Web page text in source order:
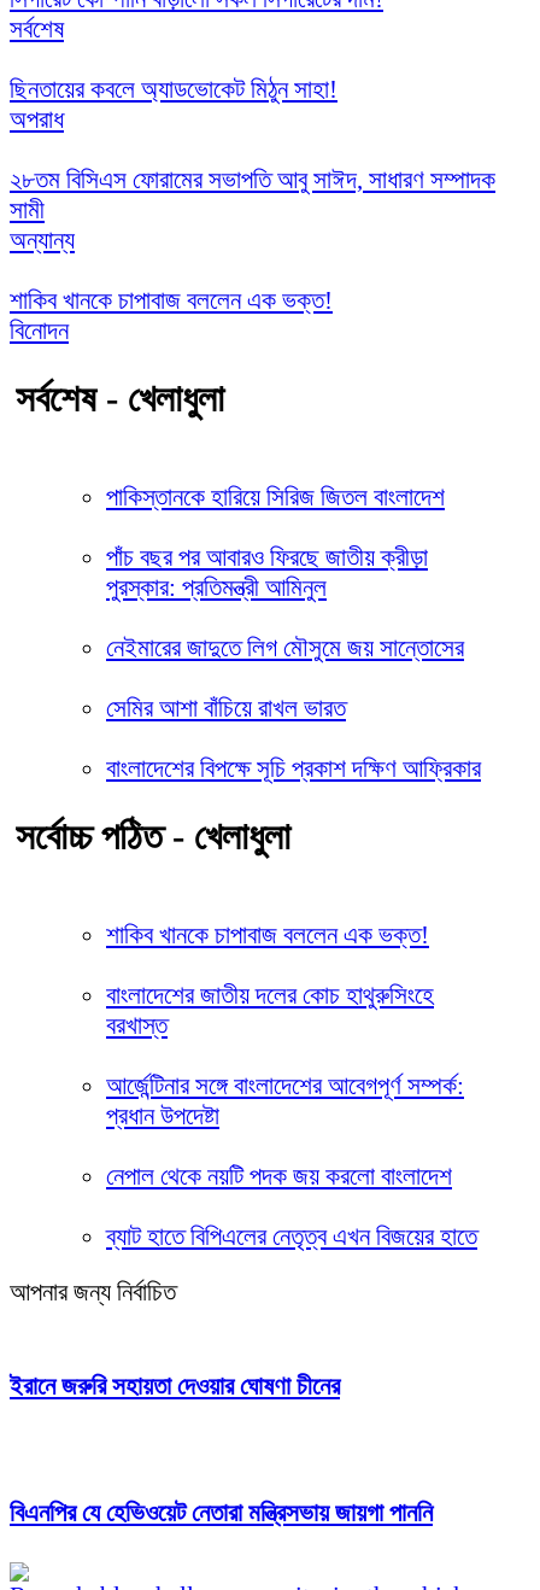
সর্বশেষ
ছিনতায়ের কবলে অ্যাডভোকেট মিঠুন সাহা!
অপরাধ
২৮তম বিসিএস ফোরামের সভাপতি আবু সাঈদ, সাধারণ সম্পাদক
সামী
অন্যান্য
শাকিব খানকে চাপাবাজ বললেন এক ভক্ত!
বিনোদন
সর্বশেষ - খেলাধুলা
পাকিস্তানকে হারিয়ে সিরিজ জিতল বাংলাদেশ
পাঁচ বছর পর আবারও ফিরছে জাতীয় ক্রীড়া
পুরস্কার: প্রতিমন্ত্রী আমিনুল
নেইমারের জাদুতে লিগ মৌসুমে জয় সান্তোসের
সেমির আশা বাঁচিয়ে রাখল ভারত
বাংলাদেশের বিপক্ষে সূচি প্রকাশ দক্ষিণ আফ্রিকার
সর্বোচ্চ পঠিত - খেলাধুলা
শাকিব খানকে চাপাবাজ বললেন এক ভক্ত!
বাংলাদেশের জাতীয় দলের কোচ হাথুরুসিংহে
বরখাস্ত
আর্জেন্টিনার সঙ্গে বাংলাদেশের আবেগপূর্ণ সম্পর্ক:
প্রধান উপদেষ্টা
নেপাল থেকে নয়টি পদক জয় করলো বাংলাদেশ
ব্যাট হাতে বিপিএলের নেতৃত্ব এখন বিজয়ের হাতে
আপনার জন্য নির্বাচিত
ইরানে জরুরি সহায়তা দেওয়ার ঘোষণা চীনের
বিএনপির যে হেভিওয়েট নেতারা মন্ত্রিসভায় জায়গা পাননি